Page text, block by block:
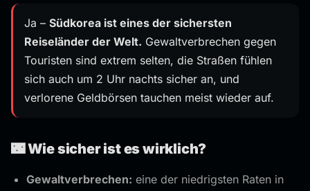
Ja – Südkorea ist eines der sichersten
Reiseländer der Welt. Gewaltverbrechen gegen
Touristen sind extrem selten, die Straßen fühlen
sich auch um 2 Uhr nachts sicher an, und
verlorene Geldbörsen tauchen meist wieder auf.
🌃 Wie sicher ist es wirklich?
Gewaltverbrechen: eine der niedrigsten Raten in